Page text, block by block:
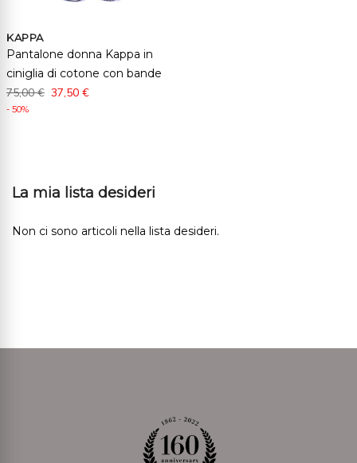
KAPPA
Pantalone donna Kappa in
ciniglia di cotone con bande
75,00 € 37,50 €
- 50%
La mia lista desideri
Non ci sono articoli nella lista desideri.